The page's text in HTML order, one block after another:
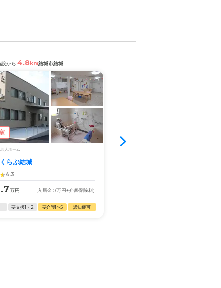
から 4.8km結城市結城
人ホーム
らぶ結城
4.3
万円 (入居金0万円+介護保険料)
要支援1・2 要介護1〜5 認知症可